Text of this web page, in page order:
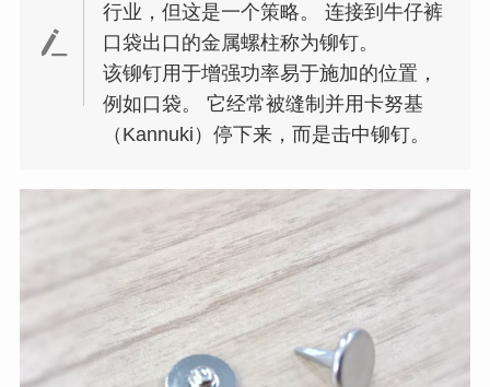
行业，但这是一个策略。 连接到牛仔裤
口袋出口的金属螺柱称为铆钉。
该铆钉用于增强功率易于施加的位置，
例如口袋。 它经常被缝制并用卡努基
（Kannuki）停下来，而是击中铆钉。